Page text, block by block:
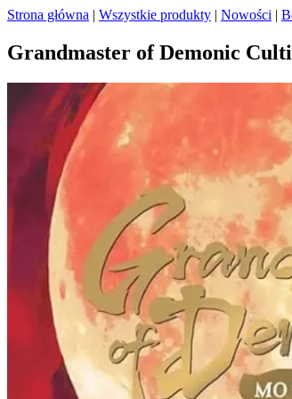
Strona główna | Wszystkie produkty | Nowości |
Grandmaster of Demonic